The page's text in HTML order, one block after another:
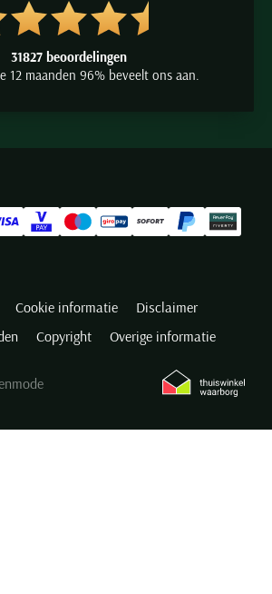
31827 beoordelingen
12 maanden 96% beveelt ons aan.
Cookie informatie
Disclaimer
Copyright Overige informatie